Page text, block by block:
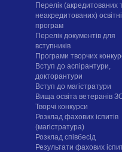
Перелік (акредитованих
неакредитованих)
програм
Перелік документів для
вступників
Програми творчих
Вступ до аспірантури,
докторантури
Вступ до магістратури
Вища освіта ветеранів
Творчі конкурси
Розклад фахових іспитів
(магістратура)
Розклад співбесід
Результати фахових